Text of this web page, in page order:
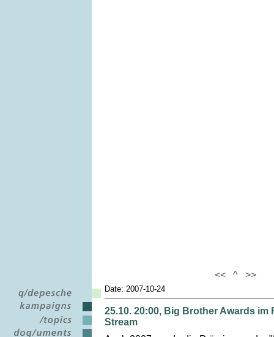
<< ^ >>
Date: 2007-10-24
25.10. 20:00, Big Brother Awards im
Stream